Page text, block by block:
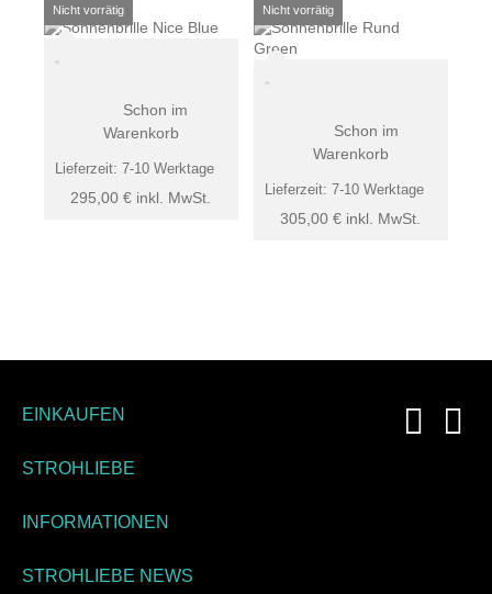
295,00 € inkl. MwSt.
Lieferzeit: 7-10 Werktage
Schon im
Warenkorb
305,00€ inkl. MwSt.
Lieferzeit: 7-10 Werktage
Schon im
Warenkorb
EINKAUFEN
STROHLIEBE
INFORMATIONEN
STROHLIEBE NEWS